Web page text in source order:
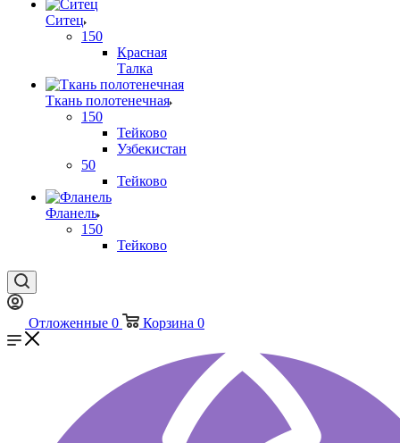
Ситец
150
Красная
Талка
Ткань полотенечная
150
Тейково
Узбекистан
50
Тейково
Фланель
150
Тейково
Отложенные 0 Корзина 0